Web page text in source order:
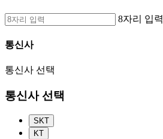
8자리 입력
통신사
통신사 선택
통신사 선택
SKT
KT